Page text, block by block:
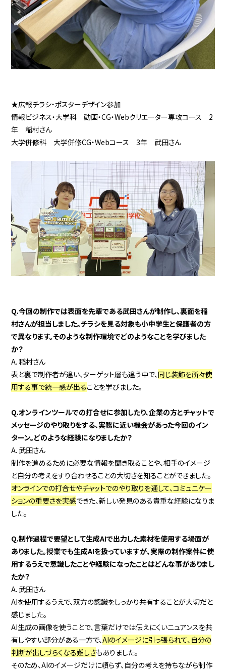
★広報チラシ・ポスターデザイン参加
情報ビジネス・大学科 動画・CG・Webクリエーター専攻コース 2
年 稲村さん
大学併修科 大学併修CG・Webコース3年 武田さん
Q.今回の制作では表面を先輩である武田さんが制作し、裏面を稲
村さんが担当しました。チラシを見る対象も小中学生と保護者の方
で異なります。そのような制作環境でどのようなことを学びました
か？
A. 稲村さん
表と裏で制作者が違い、ターゲット層も違う中で、同じ装飾を所々使
用する事で統一感が出ることを学びました。
Q.オンラインツールでの打合せに参加したり、企業の方とチャットで
メッセージのやり取りをする、実務に近い機会があった今回のイン
ターン。どのような経験になりましたか？
A. 武田さん
制作を進めるために必要な情報を聞き取ることや、相手のイメージ
と自分の考えをすり合わせることの大切さを知ることができました。
オンラインでの打合せやチャットでのやり取りを通して、コミュニケー
ションの重要さを実感できた、新しい発見のある貴重な経験になりま
した。
Q.制作過程で要望として生成AIで出力した素材を使用する場面が
ありました。授業でも生成AIを扱っていますが、実際の制作案件に使
用するうえで意識したことや経験になったことはどんな事がありまし
たか？
A. 武田さん
AIを使用するうえで、双方の認識をしっかり共有することが大切だと
感じました。
AI生成の画像を使うことで、言葉だけでは伝えにくいニュアンスを共
有しやすい部分がある一方で、AIのイメージに引っ張られて、自分の
判断が出しづらくなる難しさもありました。
そのため、AIのイメージだけに頼らず、自分の考えを持ちながら制作